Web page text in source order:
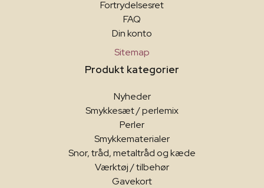
Fortrydelsesret
FAQ
Din konto
Sitemap
Produkt kategorier
Nyheder
Smykkesæt / perlemix
Perler
Smykkematerialer
Snor, tråd, metaltråd og kæde
Værktøj / tilbehør
Gavekort